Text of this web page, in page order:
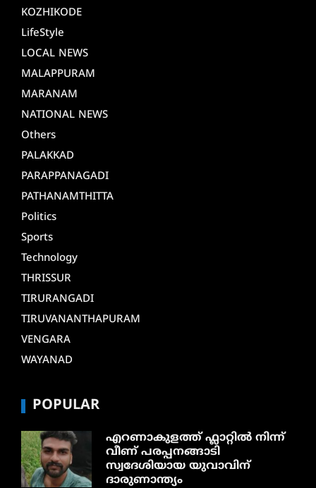
KOZHIKODE
LifeStyle
LOCAL NEWS
MALAPPURAM
MARANAM
NATIONAL NEWS
Others
PALAKKAD
PARAPPANAGADI
PATHANAMTHITTA
Politics
Sports
Technology
THRISSUR
TIRURANGADI
TIRUVANANTHAPURAM
VENGARA
WAYANAD
POPULAR
എറണാകുളത്ത് ഫ്ലാറ്റിൽ നിന്ന്
വീണ് പരപ്പനങ്ങാടി
സ്വദേശിയായ യുവാവിന്
ദാരുണാന്ത്യം